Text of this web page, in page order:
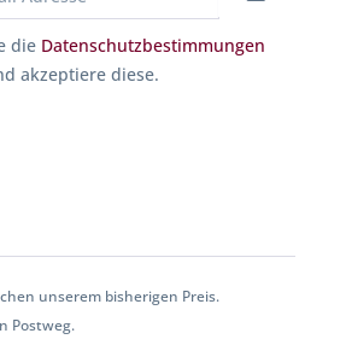
die Datenschutzbestimmungen
akzeptiere diese.
unserem bisherigen Preis.
Postweg.